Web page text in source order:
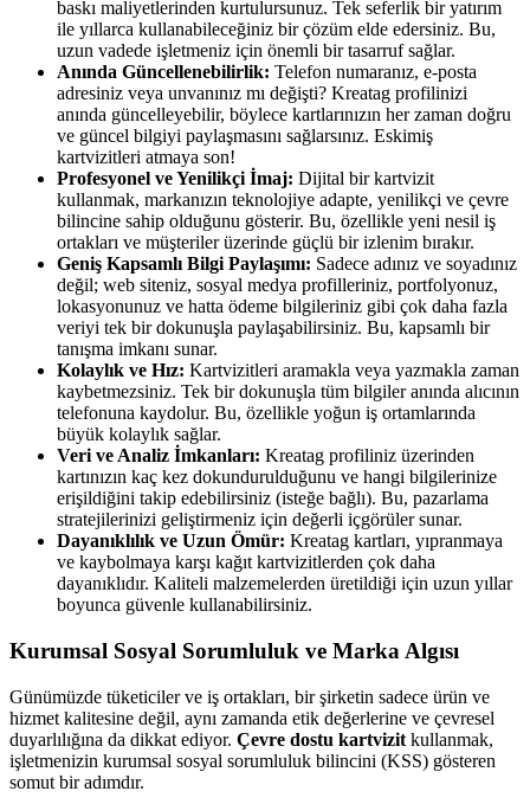
baskı maliyetlerinden kurtulursunuz. Tek seferlik bir yatırım
ile yıllarca kullanabileceğiniz bir çözüm elde edersiniz. Bu,
uzun vadede işletmeniz için önemli bir tasarruf sağlar.
Anında Güncellenebilirlik: Telefon numaranız, e-posta
adresiniz veya unvanınız mı değişti? Kreatag profilinizi
anında güncelleyebilir, böylece kartlarınızın her zaman doğru
ve güncel bilgiyi paylaşmasını sağlarsınız. Eskimiş
kartvizitleri atmaya son!
Profesyonel ve Yenilikçi İmaj: Dijital bir kartvizit
kullanmak, markanızın teknolojiye adapte, yenilikçi ve çevre
bilincine sahip olduğunu gösterir. Bu, özellikle yeni nesil iş
ortakları ve müşteriler üzerinde güçlü bir izlenim bırakır.
Geniş Kapsamlı Bilgi Paylaşımı: Sadece adınız ve soyadınız
değil; web siteniz, sosyal medya profilleriniz, portfolyonuz,
lokasyonunuz ve hatta ödeme bilgileriniz gibi çok daha fazla
veriyi tek bir dokunuşla paylaşabilirsiniz. Bu, kapsamlı bir
tanışma imkanı sunar.
Kolaylık ve Hız: Kartvizitleri aramakla veya yazmakla zaman
kaybetmezsiniz. Tek bir dokunuşla tüm bilgiler anında alıcının
telefonuna kaydolur. Bu, özellikle yoğun iş ortamlarında
büyük kolaylık sağlar.
Veri ve Analiz İmkanları: Kreatag profiliniz üzerinden
kartınızın kaç kez dokundurulduğunu ve hangi bilgilerinize
erişildiğini takip edebilirsiniz (isteğe bağlı). Bu, pazarlama
stratejilerinizi geliştirmeniz için değerli içgörüler sunar.
Dayanıklılık ve Uzun Ömür: Kreatag kartları, yıpranmaya
ve kaybolmaya karşı kağıt kartvizitlerden çok daha
dayanıklıdır. Kaliteli malzemelerden üretildiği için uzun yıllar
boyunca güvenle kullanabilirsiniz.
Kurumsal Sosyal Sorumluluk ve Marka Algısı
Günümüzde tüketiciler ve iş ortakları, bir şirketin sadece ürün ve
hizmet kalitesine değil, aynı zamanda etik değerlerine ve çevresel
duyarlılığına da dikkat ediyor. Çevre dostu kartvizit kullanmak,
işletmenizin kurumsal sosyal sorumluluk bilincini (KSS) gösteren
somut bir adımdır.